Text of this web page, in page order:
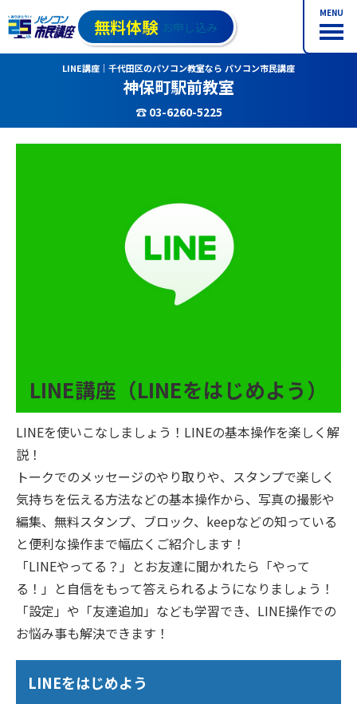
MENU
無料体験 お申し込み
LINE講座｜千代田区のパソコン教室なら パソコン市民講座
神保町駅前教室
☎ 03-6260-5225
LINE講座（LINEをはじめよう）
LINEを使いこなしましょう！LINEの基本操作を楽しく解
説！
トークでのメッセージのやり取りや、スタンプで楽しく
気持ちを伝える方法などの基本操作から、写真の撮影や
編集、無料スタンプ、ブロック、keepなどの知っている
と便利な操作まで幅広くご紹介します！
「LINEやってる？」とお友達に聞かれたら「やって
る！」と自信をもって答えられるようになりましょう！
「設定」や「友達追加」なども学習でき、LINE操作での
お悩み事も解決できます！
LINEをはじめよう